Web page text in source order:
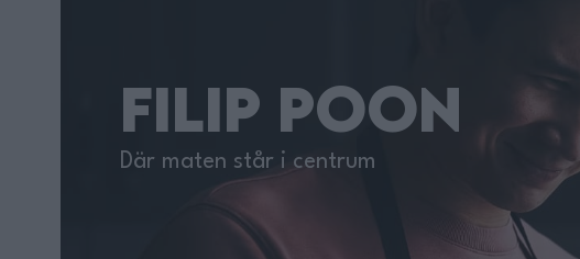
FILIP POON
Där maten står i centrum